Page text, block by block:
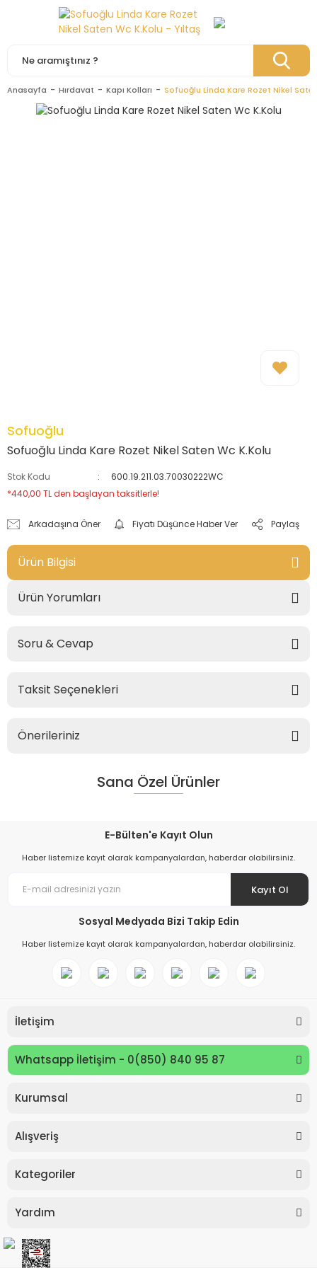
Anasayfa Hırdavat Kapı Kolları Sofuoğlu Linda Kare Rozet Nikel
Sofuoğlu
Sofuoğlu Linda Kare Rozet Nikel Saten Wc K.Kolu
Stok Kodu
600.19.211.03.70030222WC
*440,00 TL den başlayan taksitlerle!
Arkadaşına Öner Fiyatı Düşünce Haber Ver Paylaş
Ürün Bilgisi
Ürün Yorumları
Soru & Cevap
Taksit Seçenekleri
Önerileriniz
Sana Özel Ürünler
E-Bülten'e Kayıt Olun
Haber listemize kayıt olarak kampanyalardan, haberdar olabilirsiniz.
Kayıt Ol
Sosyal Medyada Bizi Takip Edin
Haber listemize kayıt olarak kampanyalardan, haberdar olabilirsiniz.
İletişim
Whatsapp İletişim - 0(850) 840 95 87
Kurumsal
Alışveriş
Kategoriler
Yardım